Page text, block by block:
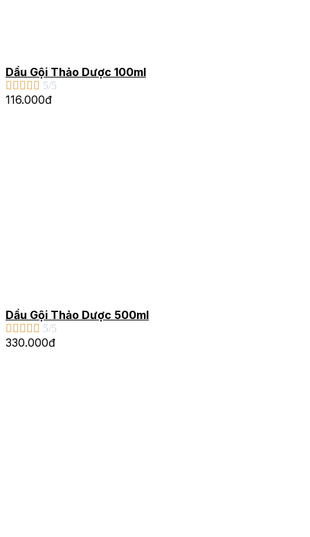
Dầu Gội Thảo Dược 100ml
     5/5
116.000đ
Dầu Gội Thảo Dược 500ml
     5/5
330.000đ